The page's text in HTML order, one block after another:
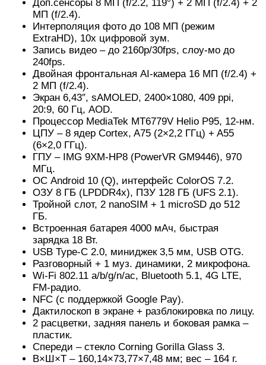
Доп.сенсоры 8 МП (f/2.2, 119°) + 2 МП (f/2.4) + 2
МП (f/2.4).
Интерполяция фото до 108 МП (режим
ExtraHD), 10х цифровой зум.
Запись видео – до 2160p/30fps, слоу-мо до
240fps.
Двойная фронтальная AI-камера 16 МП (f/2.4) +
2 МП (f/2.4).
Экран 6,43″, sAMOLED, 2400×1080, 409 ppi,
20:9, 60 Гц, AOD.
Процессор MediaTek MT6779V Helio P95, 12-нм.
ЦПУ – 8 ядер Cortex, A75 (2×2,2 ГГц) + A55
(6×2,0 ГГц).
ГПУ – IMG 9XM-HP8 (PowerVR GM9446), 970
МГц.
ОС Android 10 (Q), интерфейс ColorOS 7.2.
ОЗУ 8 ГБ (LPDDR4x), ПЗУ 128 ГБ (UFS 2.1).
Тройной слот, 2 nanoSIM + 1 microSD до 512
ГБ.
Встроенная батарея 4000 мАч, быстрая
зарядка 18 Вт.
USB Type-C 2.0, миниджек 3,5 мм, USB OTG.
Разговорный + 1 муз. динамики, 2 микрофона.
Wi-Fi 802.11 a/b/g/n/ac, Bluetooth 5.1, 4G LTE,
FM-радио.
NFC (с поддержкой Google Pay).
Дактилоскоп в экране + разблокировка по лицу.
2 расцветки, задняя панель и боковая рамка –
пластик.
Спереди – стекло Corning Gorilla Glass 3.
В×Ш×Т – 160,14×73,77×7,48 мм; вес – 164 г.